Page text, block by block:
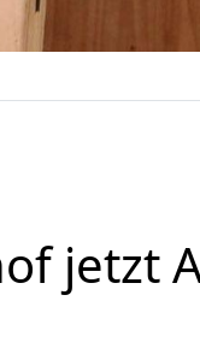
jetzt